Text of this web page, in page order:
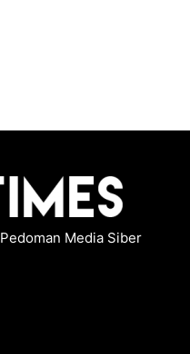
Pedoman Media Siber